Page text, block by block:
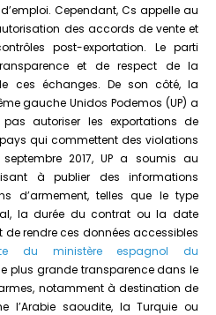
Cependant, Cs appelle au
des accords de vente et
post-exportation. Le parti
et de respect de la
ces échanges. De son côté, la
gauche Unidos Podemos (UP) a
autoriser les exportations de
qui commettent des violations
2017, UP a soumis au
à publier des informations
d’armement, telles que le type
la durée du contrat ou la date
de rendre ces données accessibles
du ministère espagnol du
plus grande transparence dans le
notamment à destination de
l’Arabie saoudite, la Turquie ou